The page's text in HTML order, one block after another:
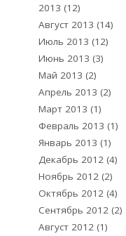
2013 (12)
Август 2013 (14)
Июль 2013 (12)
Июнь 2013 (3)
Май 2013 (2)
Апрель 2013 (2)
Март 2013 (1)
Февраль 2013 (1)
Январь 2013 (1)
Декабрь 2012(4)
Ноябрь 2012(2)
Октябрь 2012(4)
Сентябрь 2012(2)
Август 2012(1)